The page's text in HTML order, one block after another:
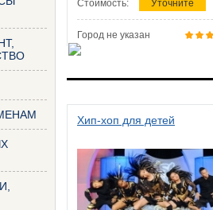
Стоимость: Уточните
Город не указан
Хип-хоп для детей